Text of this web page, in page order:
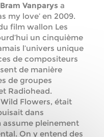
Bram Vanparys a
my love’ en 2009.
film wallon Les
un cinquième
l’univers unique
de compositeurs
de manière
de groupes
Radiohead.
Flowers, était
dans
assume pleinement
On y entend des